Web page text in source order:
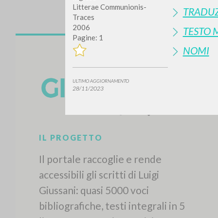
Litterae Communionis-
Traces
2006
Pagine: 1
ULTIMO AGGIORNAMENTO
28/11/2023
TESTO
NOMI
IL PROGETTO
Il portale raccoglie e rende